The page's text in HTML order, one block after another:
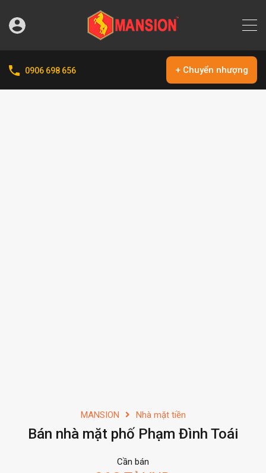
0906 698 656 + Chuyển nhượng
MANSION Nhà mặt tiền
Bán nhà mặt phố Phạm Đình Toái
Cần bán